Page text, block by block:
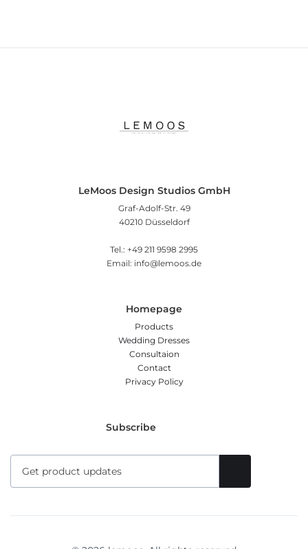
LeMoos Design Studios GmbH
Graf-Adolf-Str. 49
40210 Düsseldorf
Tel.: +49 211 9598 2995
Email: info@lemoos.de
Homepage
Products
Wedding Dresses
Consultaion
Contact
Privacy Policy
Subscribe